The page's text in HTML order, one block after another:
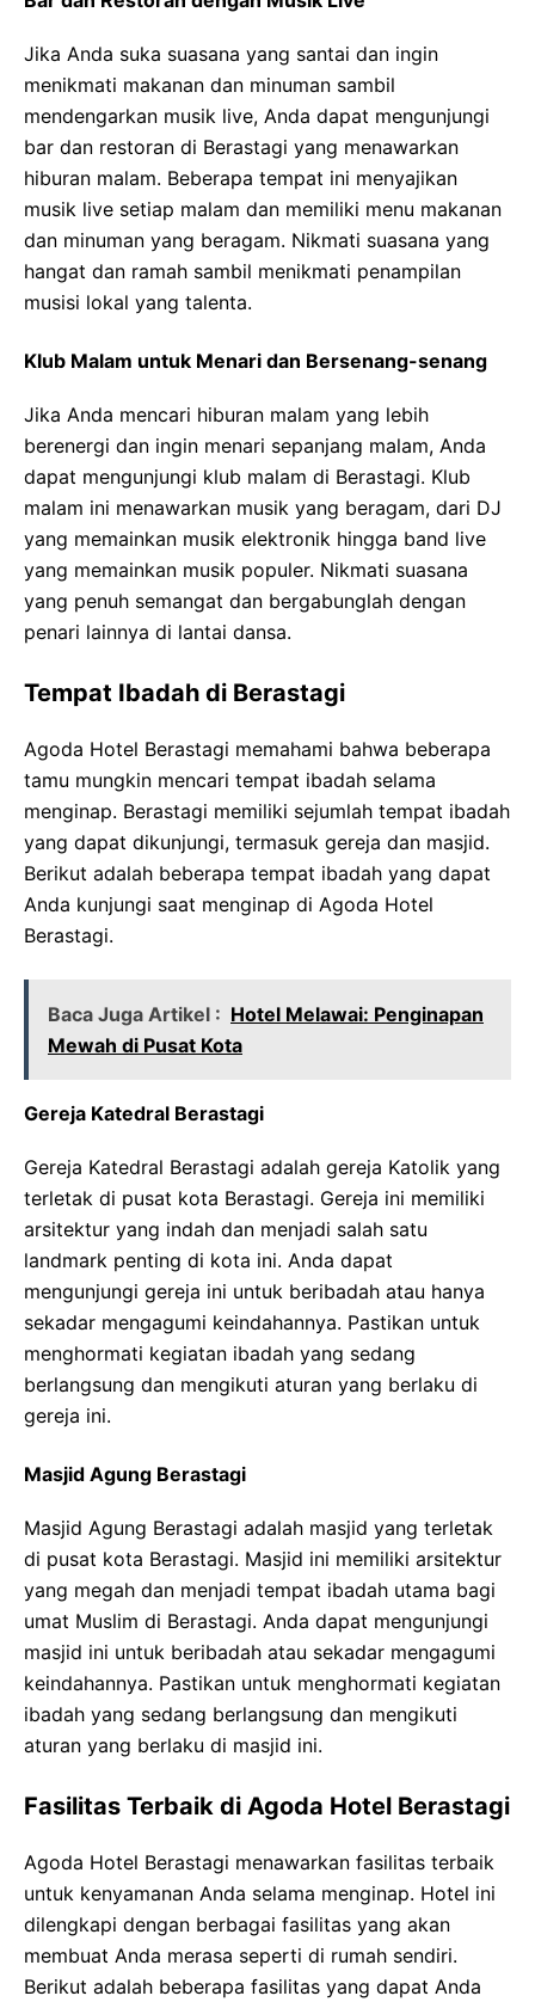
Jika Anda suka suasana yang santai dan ingin
menikmati makanan dan minuman sambil
mendengarkan musik live, Anda dapat mengunjungi
bar dan restoran di Berastagi yang menawarkan
hiburan malam. Beberapa tempat ini menyajikan
musik live setiap malam dan memiliki menu makanan
dan minuman yang beragam. Nikmati suasana yang
hangat dan ramah sambil menikmati penampilan
musisi lokal yang talenta.
Klub Malam untuk Menari dan Bersenang-senang
Jika Anda mencari hiburan malam yang lebih
berenergi dan ingin menari sepanjang malam, Anda
dapat mengunjungi klub malam di Berastagi. Klub
malam ini menawarkan musik yang beragam, dari DJ
yang memainkan musik elektronik hingga band live
yang memainkan musik populer. Nikmati suasana
yang penuh semangat dan bergabunglah dengan
penari lainnya di lantai dansa.
Tempat Ibadah di Berastagi
Agoda Hotel Berastagi memahami bahwa beberapa
tamu mungkin mencari tempat ibadah selama
menginap. Berastagi memiliki sejumlah tempat ibadah
yang dapat dikunjungi, termasuk gereja dan masjid.
Berikut adalah beberapa tempat ibadah yang dapat
Anda kunjungi saat menginap di Agoda Hotel
Berastagi.
Baca Juga Artikel : Hotel Melawai: Penginapan
Mewah di Pusat Kota
Gereja Katedral Berastagi
Gereja Katedral Berastagi adalah gereja Katolik yang
terletak di pusat kota Berastagi. Gereja ini memiliki
arsitektur yang indah dan menjadi salah satu
landmark penting di kota ini. Anda dapat
mengunjungi gereja ini untuk beribadah atau hanya
sekadar mengagumi keindahannya. Pastikan untuk
menghormati kegiatan ibadah yang sedang
berlangsung dan mengikuti aturan yang berlaku di
gereja ini.
Masjid Agung Berastagi
Masjid Agung Berastagi adalah masjid yang terletak
di pusat kota Berastagi. Masjid ini memiliki arsitektur
yang megah dan menjadi tempat ibadah utama bagi
umat Muslim di Berastagi. Anda dapat mengunjungi
masjid ini untuk beribadah atau sekadar mengagumi
keindahannya. Pastikan untuk menghormati kegiatan
ibadah yang sedang berlangsung dan mengikuti
aturan yang berlaku di masjid ini.
Fasilitas Terbaik di Agoda Hotel Berastagi
Agoda Hotel Berastagi menawarkan fasilitas terbaik
untuk kenyamanan Anda selama menginap. Hotel ini
dilengkapi dengan berbagai fasilitas yang akan
membuat Anda merasa seperti di rumah sendiri.
Berikut adalah beberapa fasilitas yang dapat Anda